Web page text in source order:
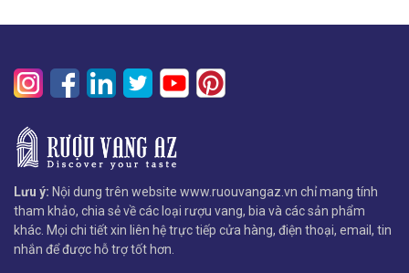
Lưu ý: Nội dung trên website www.ruouvangaz.vn chỉ mang tính
tham khảo, chia sẻ về các loại rượu vang, bia và các sản phẩm
khác. Mọi chi tiết xin liên hệ trực tiếp cửa hàng, điện thoại, email, tin
nhắn để được hỗ trợ tốt hơn.